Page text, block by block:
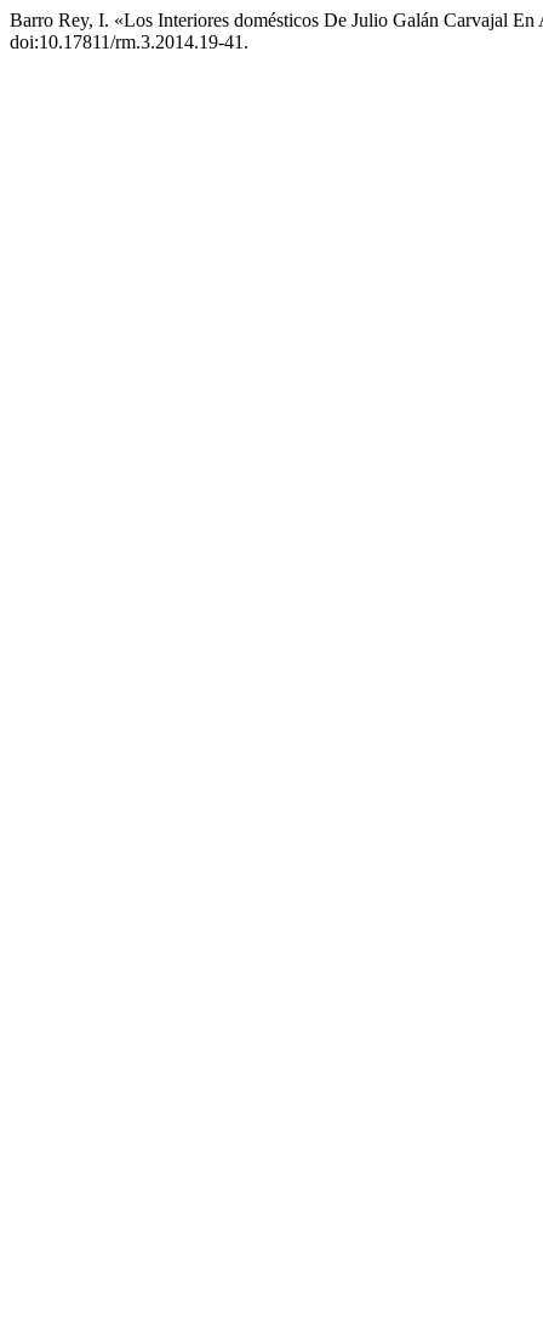
Barro Rey, I. «Los Interiores domésticos De Julio Galán Carvajal
doi:10.17811/rm.3.2014.19-41.